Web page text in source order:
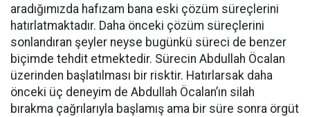
aradığımızda hafızam bana eski çözüm süreçlerini
hatırlatmaktadır. Daha önceki çözüm süreçlerini
sonlandıran şeyler neyse bugünkü süreci de benzer
biçimde tehdit etmektedir. Sürecin Abdullah Öcalan
üzerinden başlatılması bir risktir. Hatırlarsak daha
önceki üç deneyim de Abdullah Öcalan’ın silah
bırakma çağrılarıyla başlamış ama bir süre sonra örgüt